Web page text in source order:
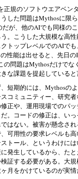
規のソフトウエアベン
した問題はMythosに限
が、他のAIでも同様のこ
。こうした大規模な高
トップレベルでのAIで
性能は出せると、先日の
の問題はMythosだけでな
な課題を提起していると
短期的には、Mythosの
コミュニティー、研究
正や、運用現場でのパ
。コードの修正は、い
はない。被害が懸念さ
可用性の要求レベルも高
トール、というわけに
発生しているから、た
証する必要がある。大
月をかけているのが実情